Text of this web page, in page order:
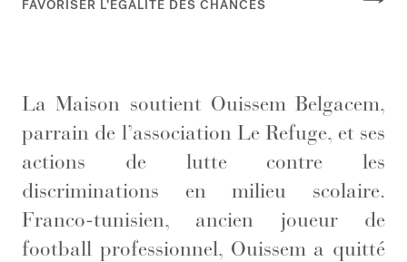
FAVORISER L’ÉGALITÉ DES CHANCES
La Maison soutient Ouissem Belgacem,
parrain de l’association Le Refuge, et ses
actions de lutte contre les
discriminations en milieu scolaire.
Franco-tunisien, ancien joueur de
football professionnel, Ouissem a quitté